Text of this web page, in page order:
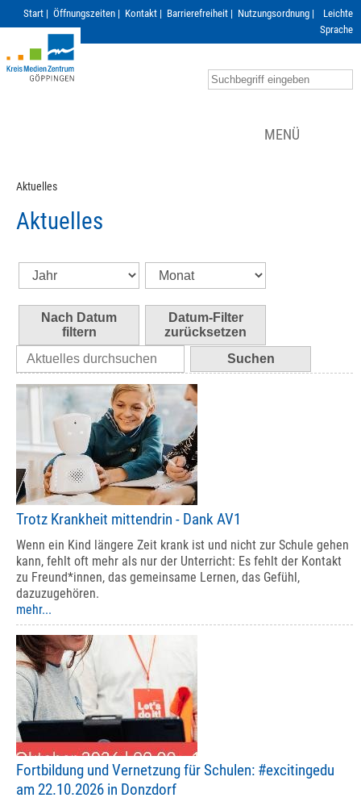
Start | Öffnungszeiten | Kontakt | Barrierefreiheit | Nutzungsordnung |
Leichte
Sprache
MENÜ
Aktuelles
Aktuelles
Nach Datum
filtern
Datum-Filter
zurücksetzen
Trotz Krankheit mittendrin - Dank AV1
Wenn ein Kind längere Zeit krank ist und nicht zur Schule gehen
kann, fehlt oft mehr als nur der Unterricht: Es fehlt der Kontakt
zu Freund*innen, das gemeinsame Lernen, das Gefühl,
dazuzugehören.
mehr...
Fortbildung und Vernetzung für Schulen: #excitingedu
am 22.10.2026 in Donzdorf